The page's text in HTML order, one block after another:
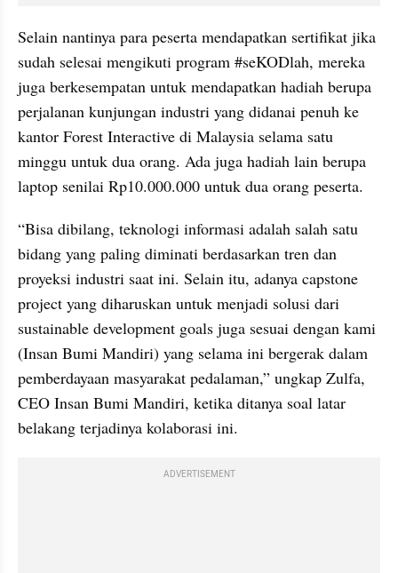
Selain nantinya para peserta mendapatkan sertifikat jika
sudah selesai mengikuti program #seKODlah, mereka
juga berkesempatan untuk mendapatkan hadiah berupa
perjalanan kunjungan industri yang didanai penuh ke
kantor Forest Interactive di Malaysia selama satu
minggu untuk dua orang. Ada juga hadiah lain berupa
laptop senilai Rp10.000.000 untuk dua orang peserta.
“Bisa dibilang, teknologi informasi adalah salah satu
bidang yang paling diminati berdasarkan tren dan
proyeksi industri saat ini. Selain itu, adanya capstone
project yang diharuskan untuk menjadi solusi dari
sustainable development goals juga sesuai dengan kami
(Insan Bumi Mandiri) yang selama ini bergerak dalam
pemberdayaan masyarakat pedalaman,” ungkap Zulfa,
CEO Insan Bumi Mandiri, ketika ditanya soal latar
belakang terjadinya kolaborasi ini.
ADVERTISEMENT